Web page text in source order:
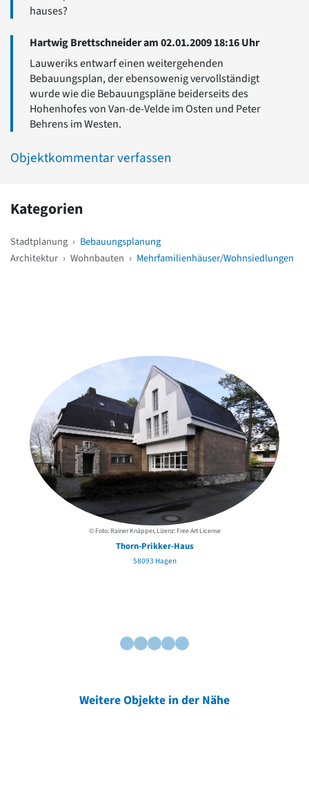
hauses?
Hartwig Brettschneider am 02.01.2009 18:16 Uhr
Lauweriks entwarf einen weitergehenden
Bebauungsplan, der ebensowenig vervollständigt
wurde wie die Bebauungspläne beiderseits des
Hohenhofes von Van-de-Velde im Osten und Peter
Behrens im Westen.
Objektkommentar verfassen
Kategorien
Stadtplanung › Bebauungsplanung
Architektur › Wohnbauten › Mehrfamilienhäuser/Wohnsiedlungen
© Foto: Rainer Knäpper, Lizenz: Free Art License
Thorn-Prikker-Haus
58093 Hagen
Weitere Objekte in der Nähe